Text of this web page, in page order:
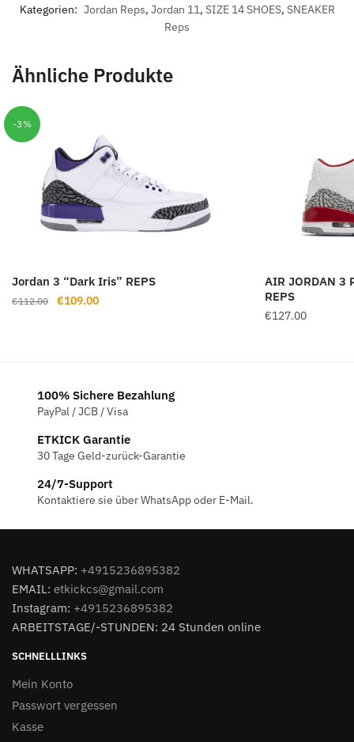
Kategorien: Jordan Reps, Jordan 11, SIZE 14 SHOES, SNEAKER
Reps
Ähnliche Produkte
-3%
Jordan 3 “Dark Iris” REPS
€112.00
Ursprünglicher
€109.00Aktueller
AIR JORDAN 3
REPS
€127.00
100% Sichere Bezahlung
PayPal / JCB / Visa
ETKICK Garantie
30 Tage Geld-zurück-Garantie
24/7-Support
Kontaktiere sie über WhatsApp oder E-Mail.
WHATSAPP: +4915236895382
EMAIL: etkickcs@gmail.com
Instagram: +4915236895382
ARBEITSTAGE/-STUNDEN: 24 Stunden online
SCHNELLLINKS
Mein Konto
Passwort vergessen
Kasse